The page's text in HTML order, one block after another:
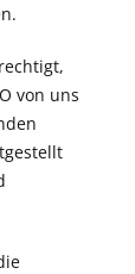
von uns